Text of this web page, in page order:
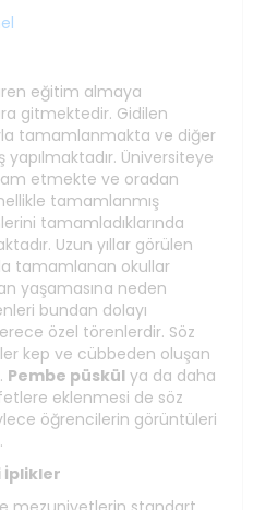
eğitim almaya
gitmektedir. Gidilen
tamamlanmakta ve diğer
Üniversiteye
etmekte ve oradan
tamamlanmış
tamamladıklarında
Uzun yıllar görülen
tamamlanan okullar
yaşamasına neden
bundan dolayı
özel törenlerdir. Söz
kep ve cübbeden oluşan
Pembe püskül ya da daha
eklenmesi de söz
öğrencilerin görüntüleri
İplikler